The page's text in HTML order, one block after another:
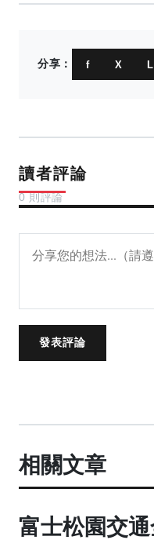
分享： f X L
讀者評論
0 則評論
發表評論
相關文章
富士松園交